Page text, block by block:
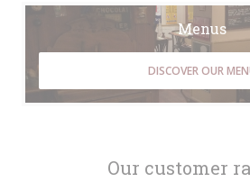
Our customer
Menus
DISCOVER OUR